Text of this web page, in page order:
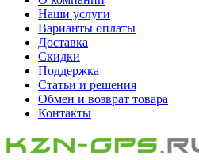
Наши услуги
Варианты оплаты
Доставка
Скидки
Поддержка
Статьи и решения
Обмен и возврат товара
Контакты